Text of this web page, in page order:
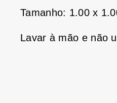
Tamanho: 1.00 x
Lavar à mão e não